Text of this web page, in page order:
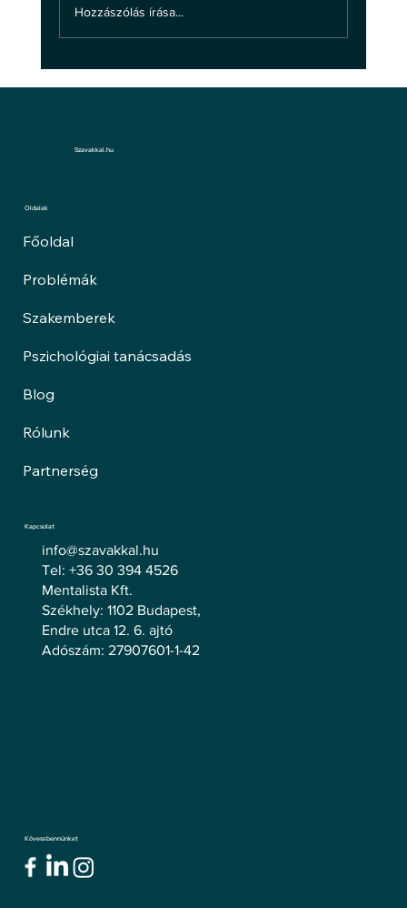
Hozzászólás írása...
Szavakkal.hu
Oldalak
Főoldal
Problémák
Szakemberek
Pszichológiai tanácsadás
Blog
Rólunk
Partnerség
Kapcsolat
info@szavakkal.hu
Tel: +36 30 394 4526
Mentalista Kft.
Székhely: 1102 Budapest,
Endre utca 12. 6. ajtó
Adószám: 27907601-1-42
Kövess bennünket